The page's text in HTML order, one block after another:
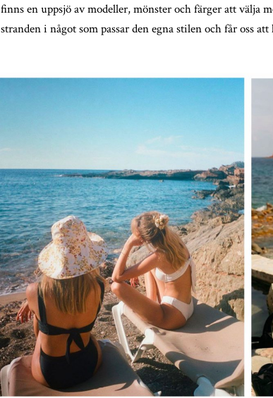
finns en uppsjö av modeller, mönster och färger att välja
stranden i något som passar den egna stilen och får oss att